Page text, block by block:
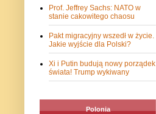
Prof. Jeffrey Sachs: NATO w
stanie cakowitego chaosu
Pakt migracyjny wszedł w życie.
Jakie wyjście dla Polski?
Xi i Putin budują nowy porządek
świata! Trump wykiwany
Polonia